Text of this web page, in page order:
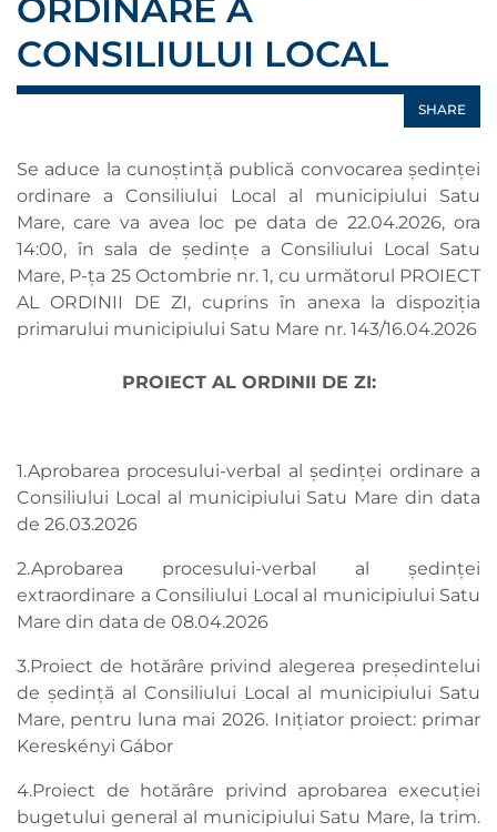
ORDINARE A
CONSILIULUI LOCAL
SHARE
Se aduce la cunoștință publică convocarea ședinței
ordinare a Consiliului Local al municipiului Satu
Mare, care va avea loc pe data de 22.04.2026, ora
14:00, în sala de ședințe a Consiliului Local Satu
Mare, P-ța 25 Octombrie nr. 1, cu următorul PROIECT
AL ORDINII DE ZI, cuprins în anexa la dispoziția
primarului municipiului Satu Mare nr. 143/16.04.2026
PROIECT AL ORDINII DE ZI:
1.Aprobarea procesului-verbal al ședinței ordinare a
Consiliului Local al municipiului Satu Mare din data
de 26.03.2026
2.Aprobarea procesului-verbal al ședinței
extraordinare a Consiliului Local al municipiului Satu
Mare din data de 08.04.2026
3.Proiect de hotărâre privind alegerea președintelui
de ședință al Consiliului Local al municipiului Satu
Mare, pentru luna mai 2026. Inițiator proiect: primar
Kereskényi Gábor
4.Proiect de hotărâre privind aprobarea execuţiei
bugetului general al municipiului Satu Mare, la trim.